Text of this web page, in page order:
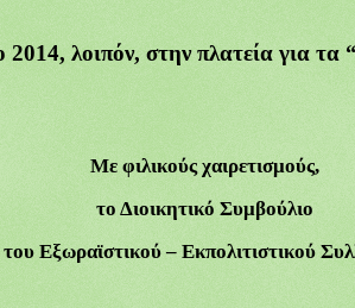
2014, λοιπόν, στην πλατεία για τα
Με φιλικούς χαιρετισμούς,
το Διοικητικό Συμβούλιο
του Εξωραϊστικού – Εκπολιτιστικού